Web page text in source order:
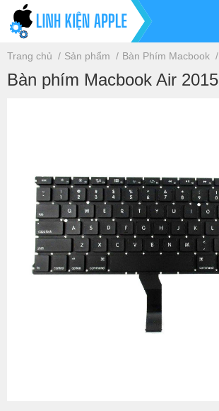
Trang chủ Sản phẩm Bàn Phím Macbook
Bàn phím Macbook Air 2015